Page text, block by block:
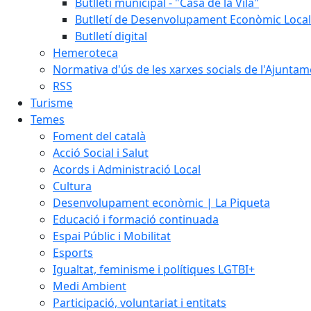
Butlletí de Desenvolupament Econòmic Local
Butlletí digital
Hemeroteca
Normativa d'ús de les xarxes socials de
RSS
Turisme
Temes
Foment del català
Acció Social i Salut
Acords i Administració Local
Cultura
Desenvolupament econòmic | La Piqueta
Educació i formació continuada
Espai Públic i Mobilitat
Esports
Igualtat, feminisme i polítiques LGTBI+
Medi Ambient
Participació, voluntariat i entitats